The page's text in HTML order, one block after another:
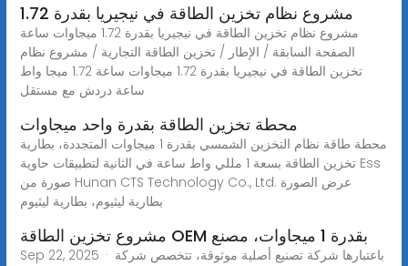
مشروع نظام تخزين الطاقة في نيجيريا بقدرة 1.72
مشروع نظام تخزين الطاقة في نيجيريا بقدرة 1.72 ميجاوات ساعة
الصفحة السابقة / الإطار / تخزين الطاقة التجارية / مشروع نظام
تخزين الطاقة في نيجيريا بقدرة 1.72 ميجاوات ساعة 1.72 ميجا واط
ساعة دردش مع مستقل
محطة تخزين الطاقة بقدرة واحد ميجاوات
محطة طاقة نظام التخزين الشمسي بقدرة 1 ميجاوات المتجددة، بطارية
تخزين الطاقة بسعة 1 مللي واط ساعة في الثانية لتطبيقات حاوية Ess
صورة من Hunan CTS Technology Co., Ltd. عرض الصورة
بطارية ليثيوم، بطارية ليثيوم
مشروع تخزين الطاقة OEM بقدرة 1 ميجاوات، مصنع
Sep 22, 2025 · باعتبارها شركة تصنيع أصلية موثوقة، تتخصص شركة